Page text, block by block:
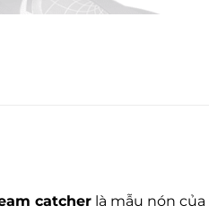
catcher là mẫu nón của